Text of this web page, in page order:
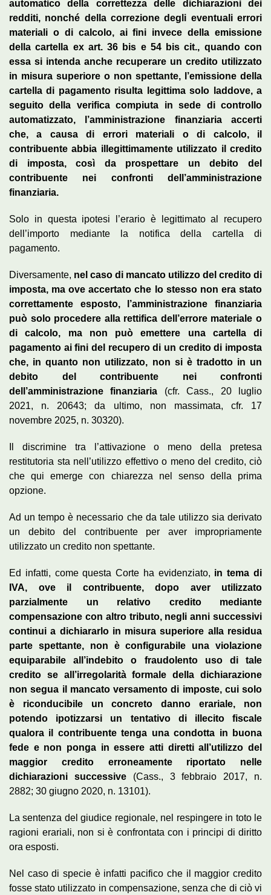
automatico della correttezza delle dichiarazioni dei
redditi, nonché della correzione degli eventuali errori
materiali o di calcolo, ai fini invece della emissione
della cartella ex art. 36 bis e 54 bis cit., quando con
essa si intenda anche recuperare un credito utilizzato
in misura superiore o non spettante, l’emissione della
cartella di pagamento risulta legittima solo laddove, a
seguito della verifica compiuta in sede di controllo
automatizzato, l’amministrazione finanziaria accerti
che, a causa di errori materiali o di calcolo, il
contribuente abbia illegittimamente utilizzato il credito
di imposta, così da prospettare un debito del
contribuente nei confronti dell’amministrazione
finanziaria.
Solo in questa ipotesi l’erario è legittimato al recupero
dell’importo mediante la notifica della cartella di
pagamento.
Diversamente, nel caso di mancato utilizzo del credito di
imposta, ma ove accertato che lo stesso non era stato
correttamente esposto, l’amministrazione finanziaria
può solo procedere alla rettifica dell’errore materiale o
di calcolo, ma non può emettere una cartella di
pagamento ai fini del recupero di un credito di imposta
che, in quanto non utilizzato, non si è tradotto in un
debito del contribuente nei confronti
dell’amministrazione finanziaria (cfr. Cass., 20 luglio
2021, n. 20643; da ultimo, non massimata, cfr. 17
novembre 2025, n. 30320).
Il discrimine tra l’attivazione o meno della pretesa
restitutoria sta nell’utilizzo effettivo o meno del credito, ciò
che qui emerge con chiarezza nel senso della prima
opzione.
Ad un tempo è necessario che da tale utilizzo sia derivato
un debito del contribuente per aver impropriamente
utilizzato un credito non spettante.
Ed infatti, come questa Corte ha evidenziato, in tema di
IVA, ove il contribuente, dopo aver utilizzato
parzialmente un relativo credito mediante
compensazione con altro tributo, negli anni successivi
continui a dichiararlo in misura superiore alla residua
parte spettante, non è configurabile una violazione
equiparabile all’indebito o fraudolento uso di tale
credito se all’irregolarità formale della dichiarazione
non segua il mancato versamento di imposte, cui solo
è riconducibile un concreto danno erariale, non
potendo ipotizzarsi un tentativo di illecito fiscale
qualora il contribuente tenga una condotta in buona
fede e non ponga in essere atti diretti all’utilizzo del
maggior credito erroneamente riportato nelle
dichiarazioni successive(Cass., 3 febbraio 2017, n.
2882; 30 giugno 2020, n. 13101).
La sentenza del giudice regionale, nel respingere in toto le
ragioni erariali, non si è confrontata con i principi di diritto
ora esposti.
Nel caso di specie è infatti pacifico che il maggior credito
fosse stato utilizzato in compensazione, senza che di ciò vi